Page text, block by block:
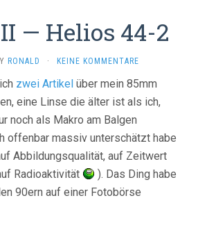
— Helios 44-2
RONALD · KEINE KOMMENTARE
zwei Artikel über mein 85mm
eine Linse die älter ist als ich,
noch als Makro am Balgen
offenbar massiv unterschätzt habe
Abbildungsqualität, auf Zeitwert
Radioaktivität
). Das Ding habe
90ern auf einer Fotobörse